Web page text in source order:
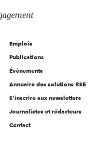
Emplois
Publications
Évènements
Annuaire des solutions RSE
S'inscrire aux newsletters
Journalistes et rédacteurs
Contact